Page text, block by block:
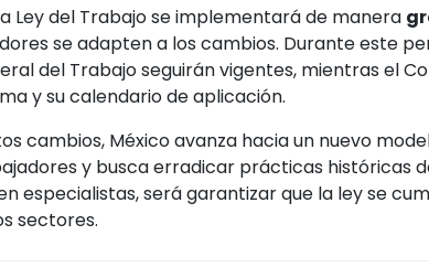
Ley del Trabajo se implementará de manera
se adapten a los cambios. Durante este
del Trabajo seguirán vigentes, mientras el
y su calendario de aplicación.
cambios, México avanza hacia un nuevo
y busca erradicar prácticas históricas
especialistas, será garantizar que la ley se
sectores.